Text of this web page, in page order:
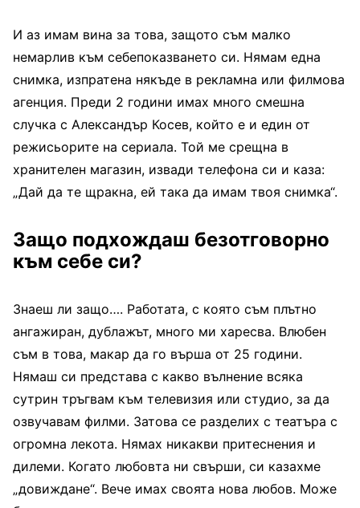
И аз имам вина за това, защото съм малко
немарлив към себепоказването си. Нямам една
снимка, изпратена някъде в рекламна или филмова
агенция. Преди 2 години имах много смешна
случка с Александър Косев, който е и един от
режисьорите на сериала. Той ме срещна в
хранителен магазин, извади телефона си и каза:
„Дай да те щракна, ей така да имам твоя снимка“.
Защо подхождаш безотговорно
към себе си?
Знаеш ли защо…. Работата, с която съм плътно
ангажиран, дублажът, много ми харесва. Влюбен
съм в това, макар да го върша от 25 години.
Нямаш си представа с какво вълнение всяка
сутрин тръгвам към телевизия или студио, за да
озвучавам филми. Затова се разделих с театъра с
огромна лекота. Нямах никакви притеснения и
дилеми. Когато любовта ни свърши, си казахме
„довиждане“. Вече имах своята нова любов. Може